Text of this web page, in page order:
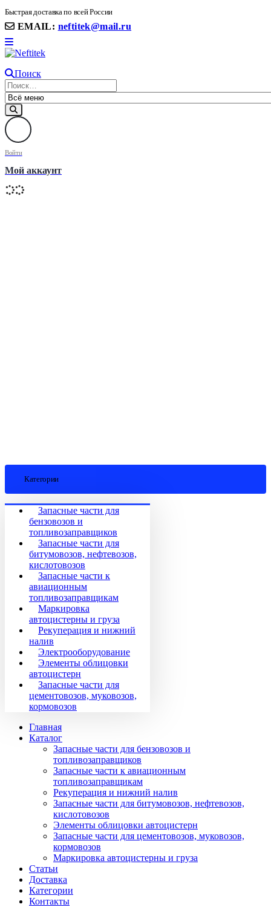
Быстрая доставка по всей России
EMAIL: neftitek@mail.ru
Поиск
Войти
Мой аккаунт
Категории
Запасные части для
бензовозов и
топливозаправщиков
Запасные части для
битумовозов, нефтевозов,
кислотовозов
Запасные части к
авиационным
топливозаправщикам
Маркировка
автоцистерны и груза
Рекуперация и нижний
налив
Электрооборудование
Элементы облицовки
автоцистерн
Запасные части для
цементовозов, муковозов,
кормовозов
Главная
Каталог
Запасные части для бензовозов и
топливозаправщиков
Запасные части к авиационным
топливозаправщикам
Рекуперация и нижний налив
Запасные части для битумовозов, нефтевозов,
кислотовозов
Элементы облицовки автоцистерн
Запасные части для цементовозов, муковозов,
кормовозов
Маркировка автоцистерны и груза
Статьи
Доставка
Категории
Контакты
8(906) 399 11 22 | 8(905)367-58-58